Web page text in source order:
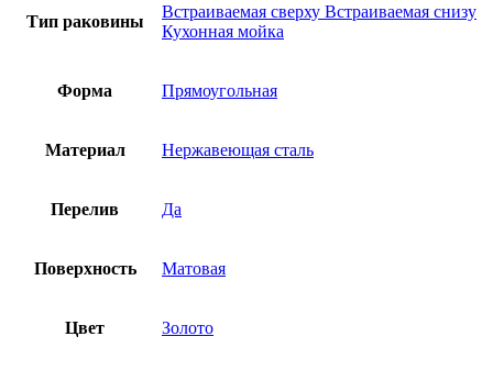
Тип раковины
Встраиваемая сверху Встраиваемая снизу
Кухонная мойка
Форма Прямоугольная
Материал Нержавеющая сталь
Перелив Да
Поверхность Матовая
Цвет Золото